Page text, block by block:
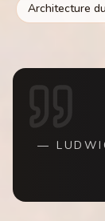
Architecture
—